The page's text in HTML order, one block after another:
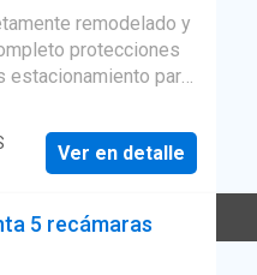
Electricidad·
Recámara con closet·
remodelado y
Ver en detalle
5 recámaras